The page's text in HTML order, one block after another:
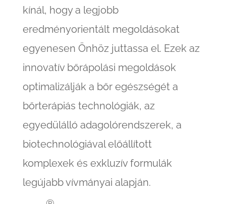
kínál, hogy a legjobb
eredményorientált megoldásokat
egyenesen Önhöz juttassa el. Ezek az
innovatív bőrápolási megoldások
optimalizálják a bőr egészségét a
bőrterápiás technológiák, az
egyedülálló adagolórendszerek, a
biotechnológiával előállított
komplexek és exkluzív formulák
legújabb vívmányai alapján.